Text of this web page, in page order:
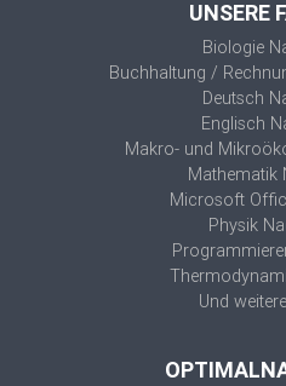
UNSERE
Biologie
Buchhaltung /
Deutsch
Englisch
Makro- und
Mathematik
Microsoft
Physik
Und